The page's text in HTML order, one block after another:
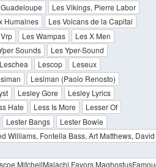
Les Vikings, Pierre Labor
Humaines
Les Volcans de la Capital
Les Wampas
Les X Men
Sounds
Les Yper-Sound
Leschea Lescop
Leseux
Lesiman (Paolo Renosto)
Lesley Gore
Lesley Lyrics
Hate Less Is More
Lesser Of
Lester Bangs
Lester Bowie
Williams, Fontella Bass, Art Matthews,
MitchellMalachi Favors